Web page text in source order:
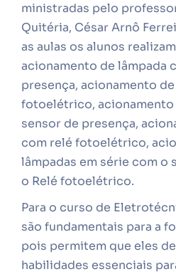
ministradas pelo
Quitéria, César Arnô
as aulas os alunos
acionamento de lâmpada
presença, acionamento
fotoelétrico,
sensor de presença,
com relé fotoelétrico,
lâmpadas em série com o
o Relé fotoelétrico.
Para o curso de
são fundamentais para a
pois permitem que eles
habilidades essenciais